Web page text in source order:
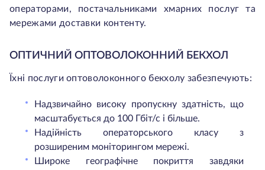
операторами, постачальниками хмарних послуг та
мережами доставки контенту.
ОПТИЧНИЙ ОПТОВОЛОКОННИЙ БЕКХОЛ
Їхні послуги оптоволоконного бекхолу забезпечують:
Надзвичайно високу пропускну здатність, що
масштабується до 100 Гбіт/с і більше.
Надійність операторського класу з
розширеним моніторингом мережі.
Широке географічне покриття завдяки